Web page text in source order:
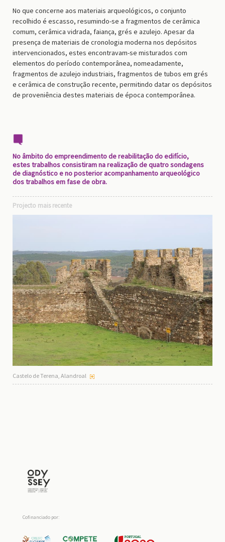
No que concerne aos materiais arqueológicos, o conjunto
recolhido é escasso, resumindo-se a fragmentos de cerâmica
comum, cerâmica vidrada, faiança, grés e azulejo. Apesar da
presença de materiais de cronologia moderna nos depósitos
intervencionados, estes encontravam-se misturados com
elementos do período contemporânea, nomeadamente,
fragmentos de azulejo industriais, fragmentos de tubos em grés
e cerâmica de construção recente, permitindo datar os depósitos
de proveniência destes materiais de época contemporânea.
No âmbito do empreendimento de reabilitação do edifício,
estes trabalhos consistiram na realização de quatro sondagens
de diagnóstico e no posterior acompanhamento arqueológico
dos trabalhos em fase de obra.
Projecto mais recente
Castelo de Terena, Alandroal
Cofinanciado por: